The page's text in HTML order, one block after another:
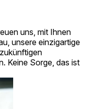
uns, mit Ihnen
unsere einzigartige
Keine Sorge, das ist